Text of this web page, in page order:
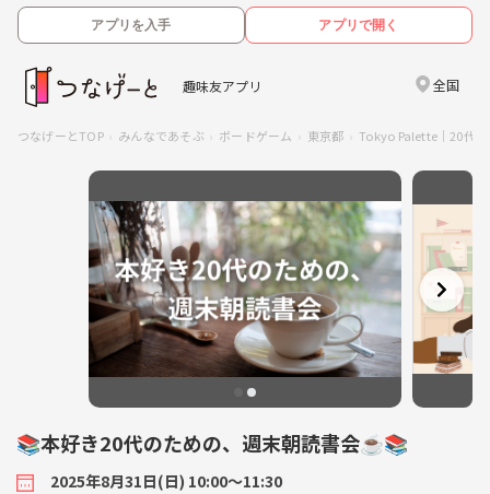
アプリを入手 アプリで開く
趣味友アプリ 全国
つなげーとTOP みんなであそぶ ボードゲーム 東京都 Tokyo Palette｜20代
📚本好き20代のための、週末朝読書会☕️📚
2025年8月31日(日) 10:00〜11:30